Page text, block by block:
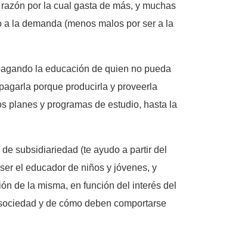
por la cual gasta de más, y muchas
la demanda (menos malos por ser a la
la educación de quien no pueda
porque producirla y proveerla
planes y programas de estudio, hasta la
subsidiariedad (te ayudo a partir del
el educador de niños y jóvenes, y
de la misma, en función del interés del
y de cómo deben comportarse